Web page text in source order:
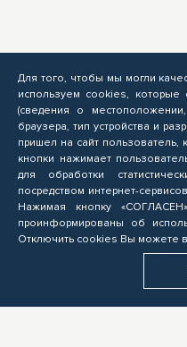
Для того, чтобы мы могли
используем cookies,
(сведения о
браузера, тип устройства и
пришел на сайт пользователь,
кнопки нажимает
для обработки
посредством интернет-
Нажимая кнопку
проинформированы об
Отключить cookies Вы можете в